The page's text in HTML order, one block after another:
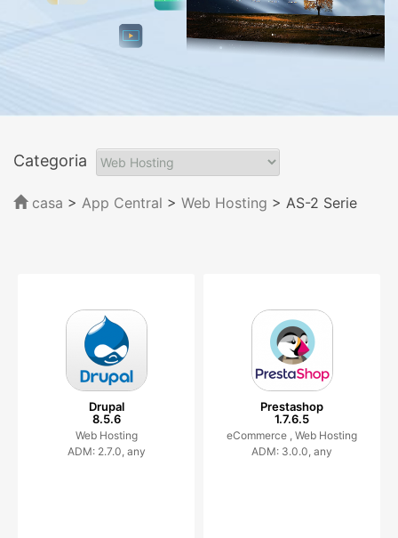
Categoria
casa > App Central > Web Hosting > AS-2 Serie
Drupal
8.5.6
Web Hosting
ADM: 2.7.0, any
Prestashop
1.7.6.5
eCommerce , Web Hosting
ADM: 3.0.0, any